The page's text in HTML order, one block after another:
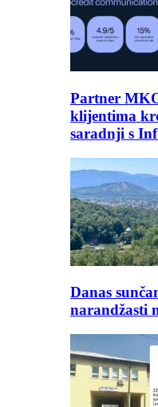
Partner
klijentima
saradnji s
Danas
narandžasti